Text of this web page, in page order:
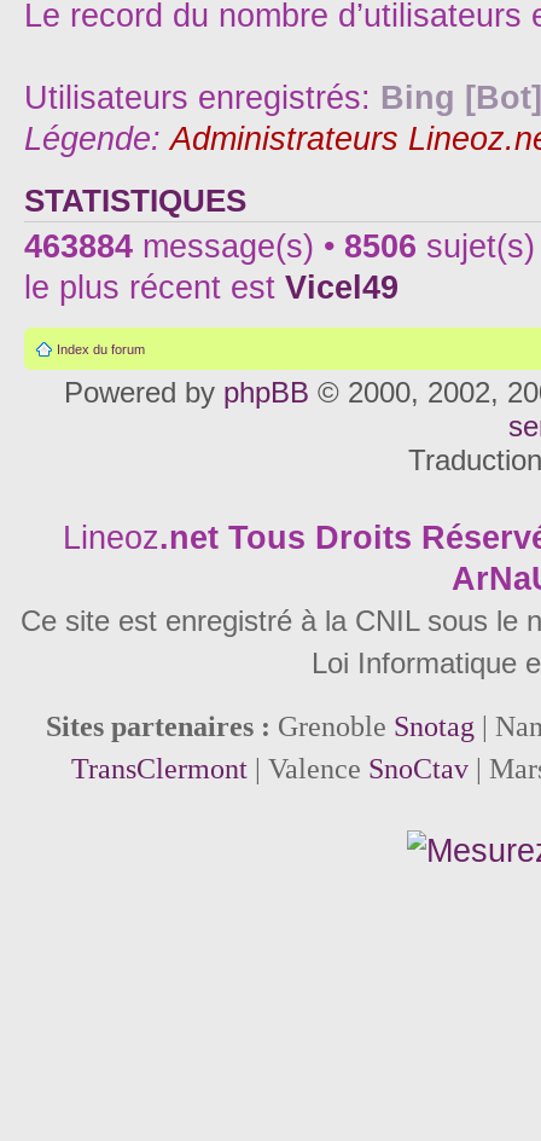
Le record du nombre
Utilisateurs enregistrés: Bing [Bot]
Légende:Administrateurs
STATISTIQUES
463884 message(s) • 8506
le plus récent est Vicel49
Index du forum
Powered by phpBB © 2000, 2002,
Lineoz.net Tous Droits
Ce site est enregistré à la CNIL sous le
Loi Informatique
Sites partenaires : Grenoble Snotag |
TransClermont| Valence SnoCtav|